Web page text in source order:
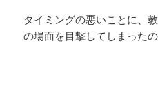
タイミングの悪いことに、
の場面を目撃してしまったの